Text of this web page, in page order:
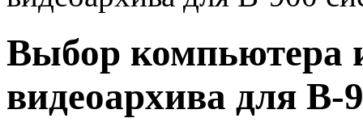
Выбор компьютера
видеоархива для B-